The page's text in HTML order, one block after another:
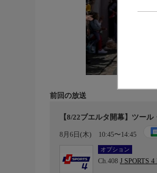
前回の放送
【8/22ブエルタ開幕】ツー
8月6日(木) 10:45〜14:45
オプション
Ch.408 J SPORTS 4